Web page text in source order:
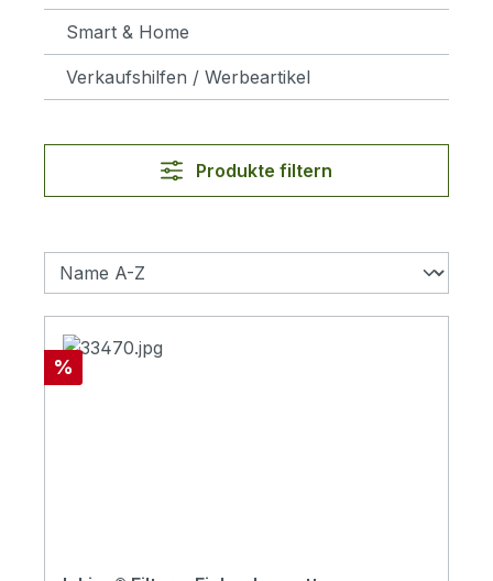
Smart & Home
Verkaufshilfen / Werbeartikel
Produkte filtern
Rabatt
%